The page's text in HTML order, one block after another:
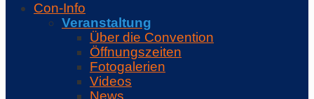
Con-Info
Veranstaltung
Über die Convention
Öffnungszeiten
Fotogalerien
Videos